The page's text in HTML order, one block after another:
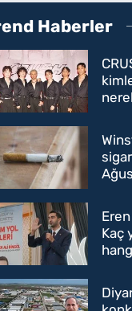
Haberler
oldu
Kaç